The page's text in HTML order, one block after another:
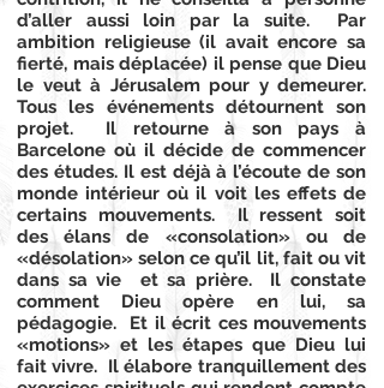
d’aller aussi loin par la suite. Par
ambition religieuse (il avait encore sa
fierté, mais déplacée) il pense que Dieu
le veut à Jérusalem pour y demeurer.
Tous les événements détournent son
projet. Il retourne à son pays à
Barcelone où il décide de commencer
des études. Il est déjà à l’écoute de son
monde intérieur où il voit les effets de
certains mouvements. Il ressent soit
des élans de «consolation» ou de
«désolation» selon ce qu’il lit, fait ou vit
dans sa vie et sa prière. Il constate
comment Dieu opère en lui, sa
pédagogie. Et il écrit ces mouvements
«motions» et les étapes que Dieu lui
fait vivre. Il élabore tranquillement des